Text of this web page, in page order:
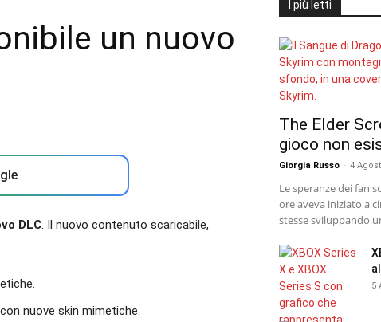
un nuovo
DLC. Il nuovo contenuto scaricabile,
nuove skin mimetiche.
I più letti
The Elder
gioco non
Giorgia Russo - 4
Le speranze dei fan
ore aveva iniziato a
stesse sviluppando
5